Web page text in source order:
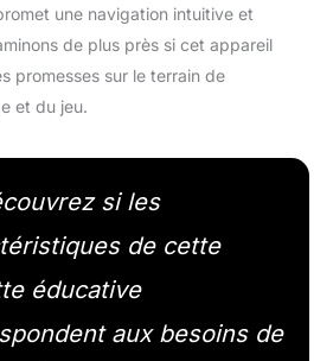
une navigation intuitive et
de plus près si cet appareil
promesses sur le terrain de
et du jeu.
si les
de cette
éducative
aux besoins de